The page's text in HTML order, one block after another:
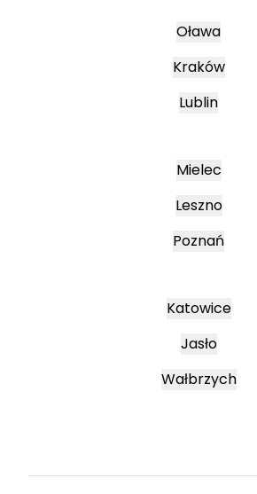
Oława
Kraków
Lublin
Mielec
Leszno
Poznań
Katowice
Jasło
Wałbrzych